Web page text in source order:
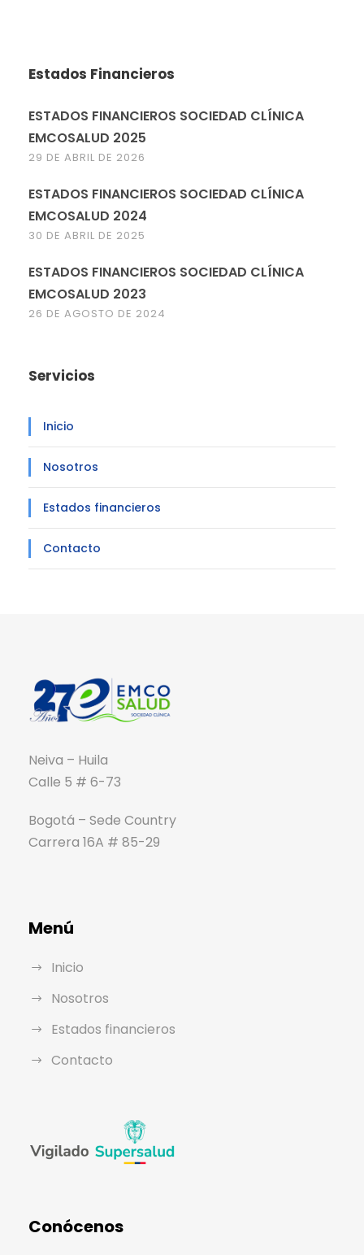
Estados Financieros
ESTADOS FINANCIEROS SOCIEDAD CLÍNICA
EMCOSALUD 2025
29 DE ABRIL DE 2026
ESTADOS FINANCIEROS SOCIEDAD CLÍNICA
EMCOSALUD 2024
30 DE ABRIL DE 2025
ESTADOS FINANCIEROS SOCIEDAD CLÍNICA
EMCOSALUD 2023
26 DE AGOSTO DE 2024
Servicios
Inicio
Nosotros
Estados financieros
Contacto
Neiva – Huila
Calle 5 # 6-73
Bogotá – Sede Country
Carrera 16A # 85-29
Menú
Inicio
Nosotros
Estados financieros
Contacto
Conócenos